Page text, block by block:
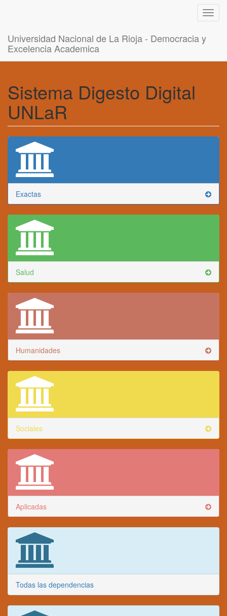
Universidad Nacional de La Rioja - Democracia y
Excelencia Academica
Sistema Digesto Digital
UNLaR
Exactas
Salud
Humanidades
Sociales
Aplicadas
Todas las dependencias